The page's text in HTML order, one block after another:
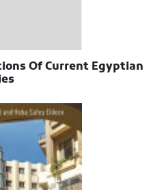
Of Current Egyptian